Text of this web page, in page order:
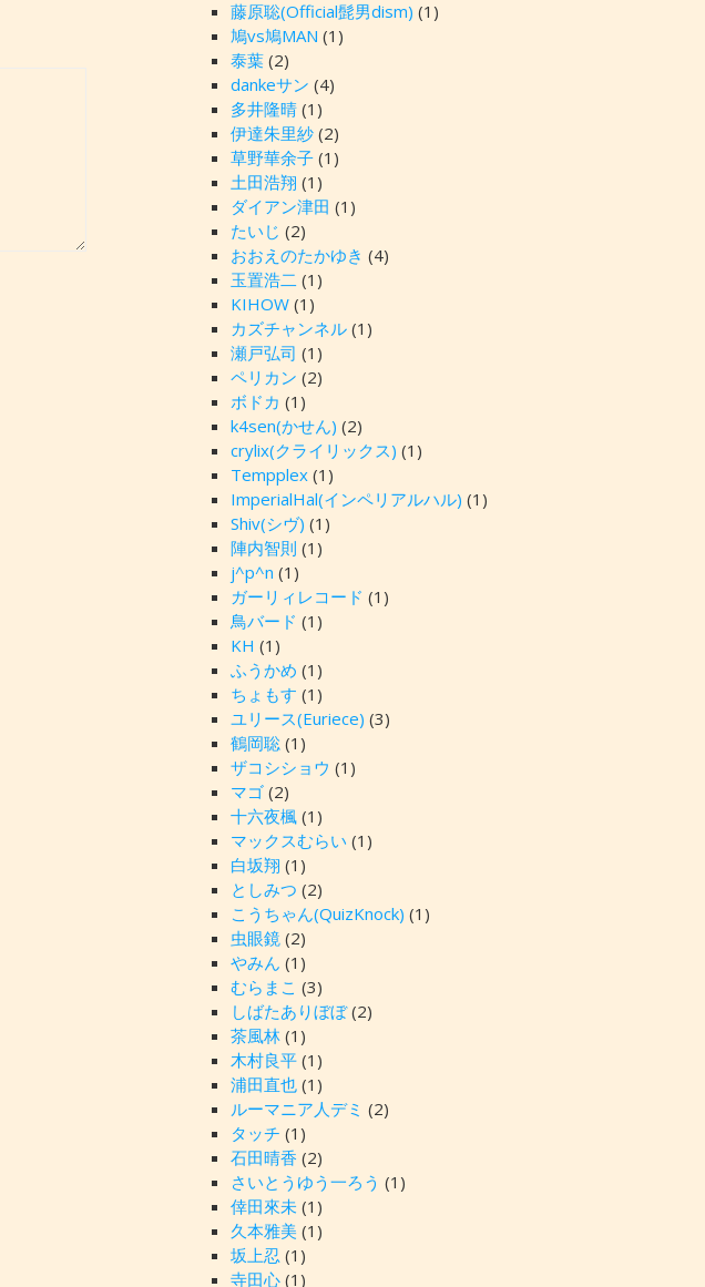
藤原聡(Official髭男dism) (1)
鳩vs鳩MAN (1)
泰葉 (2)
dankeサン (4)
多井隆晴 (1)
伊達朱里紗 (2)
草野華余子 (1)
土田浩翔 (1)
ダイアン津田 (1)
たいじ (2)
おおえのたかゆき (4)
玉置浩二 (1)
KIHOW (1)
カズチャンネル (1)
瀬戸弘司 (1)
ペリカン (2)
ボドカ (1)
k4sen(かせん) (2)
crylix(クライリックス) (1)
Tempplex (1)
ImperialHal(インペリアルハル) (1)
Shiv(シヴ) (1)
陣内智則 (1)
j^p^n (1)
ガーリィレコード (1)
鳥バード (1)
KH (1)
ふうかめ (1)
ちょもす (1)
ユリース(Euriece) (3)
鶴岡聡 (1)
ザコシショウ (1)
マゴ (2)
十六夜楓 (1)
マックスむらい (1)
白坂翔 (1)
としみつ (2)
こうちゃん(QuizKnock) (1)
虫眼鏡 (2)
やみん (1)
むらまこ (3)
しばたありぼぼ(2)
茶風林 (1)
木村良平 (1)
浦田直也 (1)
ルーマニア人デミ (2)
タッチ (1)
石田晴香 (2)
さいとうゆう一ろう (1)
倖田來未 (1)
久本雅美 (1)
坂上忍 (1)
寺田心 (1)